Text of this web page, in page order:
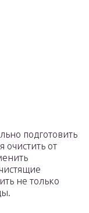
подготовить
очистить от
не только